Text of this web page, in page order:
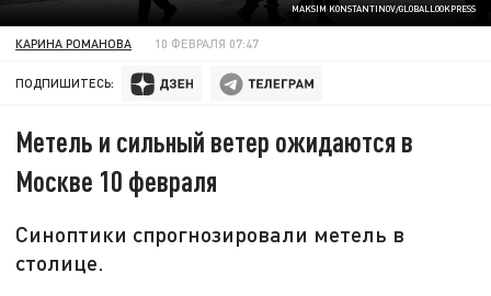
MAKSIM KONSTANTINOV/GLOBALLOOKPRESS
КАРИНА РОМАНОВА 10 ФЕВРАЛЯ 07:47
ПОДПИШИТЕСЬ:
Метель и сильный ветер ожидаются в
Москве 10 февраля
Синоптики спрогнозировали метель в
столице.